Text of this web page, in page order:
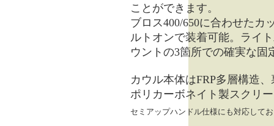
ことができます。
ブロス400/650に合わせたカ
ルトオンで装着可能。ライ
ウントの3箇所での確実な固
カウル本体はFRP多層構造
ポリカーボネイト製スクリ
セミアップハンドル仕様にも対応して